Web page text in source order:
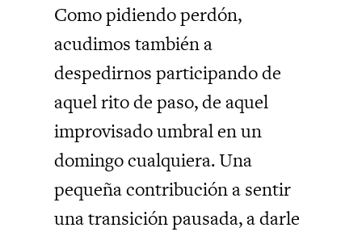
Como pidiendo perdón,
acudimos también a
despedirnos participando de
aquel rito de paso, de aquel
improvisado umbral en un
domingo cualquiera. Una
pequeña contribución a sentir
una transición pausada, a darle